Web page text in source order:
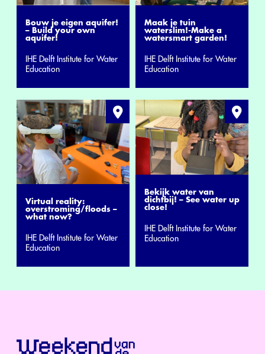
Bouw je eigen aquifer!
– Build your own
aquifer!
IHE Delft Institute for Water
Education
Maak je tuin
waterslim!-Make a
watersmart garden!
IHE Delft Institute for Water
Education
Virtual reality:
overstroming/floods –
what now?
IHE Delft Institute for Water
Education
Bekijk water van
dichtbij! – See water up
close!
IHE Delft Institute for Water
Education